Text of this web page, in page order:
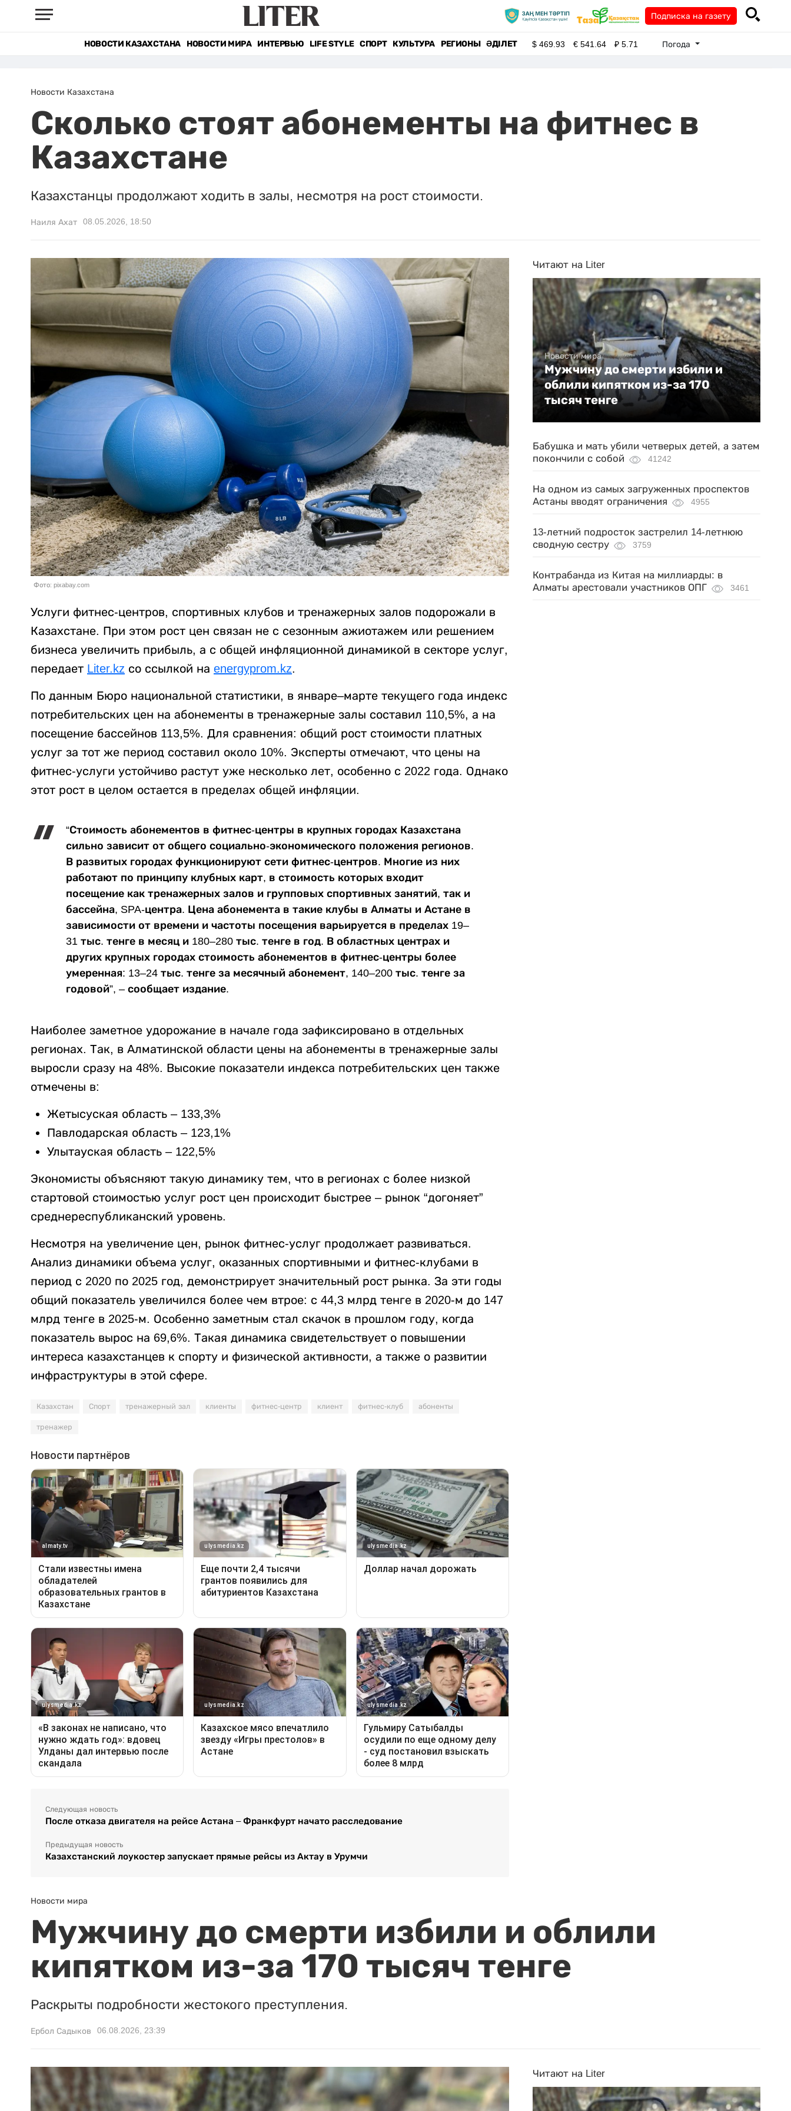
Подписка на газету
НОВОСТИ КАЗАХСТАНА НОВОСТИ МИРА ИНТЕРВЬЮ LIFE STYLE СПОРТ КУЛЬТУРА РЕГИОНЫ ӘДІЛЕТ $469.93 €541.64 ₽5.71 Погода
Новости Казахстана
Сколько стоят абонементы на фитнес в
Казахстане
Казахстанцы продолжают ходить в залы, несмотря на рост стоимости.
Наиля Ахат 08.05.2026, 18:50
Фото: pixabay.com
Услуги фитнес-центров, спортивных клубов и тренажерных залов подорожали в
Казахстане. При этом рост цен связан не с сезонным ажиотажем или решением
бизнеса увеличить прибыль, а с общей инфляционной динамикой в секторе услуг,
передает Liter.kz со ссылкой на energyprom.kz.
По данным Бюро национальной статистики, в январе–марте текущего года индекс
потребительских цен на абонементы в тренажерные залы составил 110,5%, а на
посещение бассейнов 113,5%. Для сравнения: общий рост стоимости платных
услуг за тот же период составил около 10%. Эксперты отмечают, что цены на
фитнес-услуги устойчиво растут уже несколько лет, особенно с 2022 года. Однако
этот рост в целом остается в пределах общей инфляции.
“Стоимость абонементов в фитнес-центры в крупных городах Казахстана
сильно зависит от общего социально-экономического положения регионов.
В развитых городах функционируют сети фитнес-центров. Многие из них
работают по принципу клубных карт, в стоимость которых входит
посещение как тренажерных залов и групповых спортивных занятий, так и
бассейна, SPA-центра. Цена абонемента в такие клубы в Алматы и Астане в
зависимости от времени и частоты посещения варьируется в пределах 19–
31 тыс. тенге в месяц и 180–280 тыс. тенге в год. В областных центрах и
других крупных городах стоимость абонементов в фитнес-центры более
умеренная: 13–24 тыс. тенге за месячный абонемент, 140–200 тыс. тенге за
годовой”, – сообщает издание.
Наиболее заметное удорожание в начале года зафиксировано в отдельных
регионах. Так, в Алматинской области цены на абонементы в тренажерные залы
выросли сразу на 48%. Высокие показатели индекса потребительских цен также
отмечены в:
Жетысуская область – 133,3%
Павлодарская область – 123,1%
Улытауская область – 122,5%
Экономисты объясняют такую динамику тем, что в регионах с более низкой
стартовой стоимостью услуг рост цен происходит быстрее – рынок “догоняет”
среднереспубликанский уровень.
Несмотря на увеличение цен, рынок фитнес-услуг продолжает развиваться.
Анализ динамики объема услуг, оказанных спортивными и фитнес-клубами в
период с 2020 по 2025 год, демонстрирует значительный рост рынка. За эти годы
общий показатель увеличился более чем втрое: с 44,3 млрд тенге в 2020-м до 147
млрд тенге в 2025-м. Особенно заметным стал скачок в прошлом году, когда
показатель вырос на 69,6%. Такая динамика свидетельствует о повышении
интереса казахстанцев к спорту и физической активности, а также о развитии
инфраструктуры в этой сфере.
Казахстан Спорт тренажерный зал клиенты фитнес-центр клиент фитнес-клуб абоненты
тренажер
Следующая новость
После отказа двигателя на рейсе Астана – Франкфурт начато расследование
Предыдущая новость
Казахстанский лоукостер запускает прямые рейсы из Актау в Урумчи
Читают на Liter
Новости мира
Мужчину до смерти избили и
облили кипятком из-за 170
тысяч тенге
Бабушка и мать убили четверых детей, а затем
покончили с собой
41242
На одном из самых загруженных проспектов
Астаны вводят ограничения
4955
13-летний подросток застрелил 14-летнюю
сводную сестру
3759
Контрабанда из Китая на миллиарды: в
Алматы арестовали участников ОПГ
3461
Новости мира
Мужчину до смерти избили и облили
кипятком из-за 170 тысяч тенге
Раскрыты подробности жестокого преступления.
Ербол Садыков 06.08.2026, 23:39
Читают на Liter